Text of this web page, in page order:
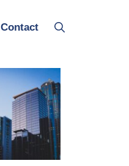
Contact